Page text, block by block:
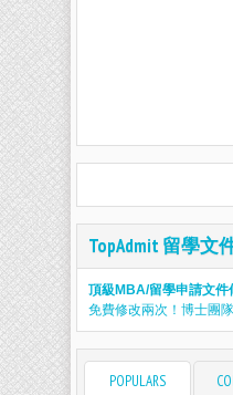
TopAdmit 留學文
頂級MBA/留學申請文件
免費修改兩次！博士團
POPULARS